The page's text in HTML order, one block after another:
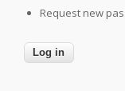
Request new